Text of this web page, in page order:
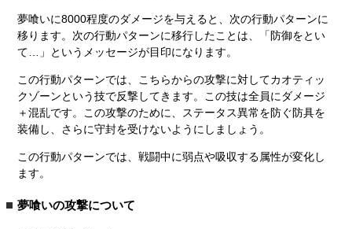
夢喰いに8000程度のダメージを与えると、次の行動パターンに
移ります。次の行動パターンに移行したことは、「防御をとい
て…」というメッセージが目印になります。
この行動パターンでは、こちらからの攻撃に対してカオティッ
クゾーンという技で反撃してきます。この技は全員にダメージ
＋混乱です。この攻撃のために、ステータス異常を防ぐ防具を
装備し、さらに守封を受けないようにしましょう。
この行動パターンでは、戦闘中に弱点や吸収する属性が変化し
ます。
夢喰いの攻撃について